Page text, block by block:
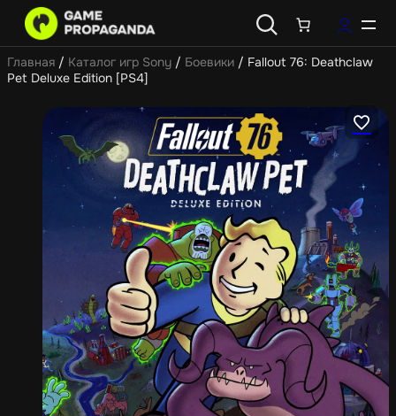
Главная / Каталог игр Sony / Боевики / Fallout 76: Deathclaw
Pet Deluxe Edition [PS4]